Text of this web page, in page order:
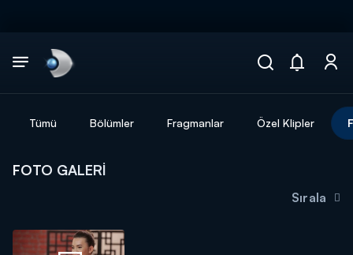
DİĞER SONUÇLAR
Tümü Bölümler Fragmanlar Özel Klipler
FOTO GALERI
Sırala